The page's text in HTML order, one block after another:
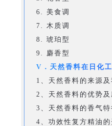
6. 美食调
7. 木质调
8. 琥珀型
9. 麝香型
V．天然香料在日化
1、天然香料的来源
2、天然香料的优势
3、天然香料的香气
4、功效性复方精油